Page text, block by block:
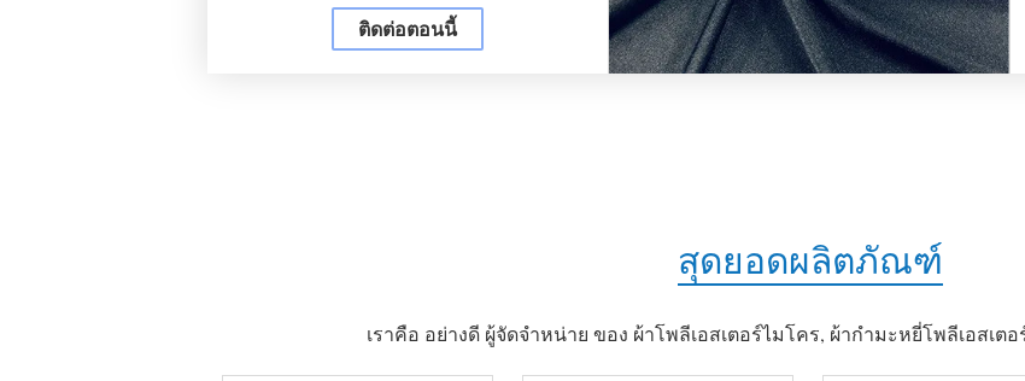
ติดต่อตอนนี้
สุดยอดผลิตภัณฑ์
เราคือ อย่างดี ผู้จัดจำหน่าย ของ ผ้าโพลีเอสเตอร์ไมโคร, ผ้ากำมะหยี่โพลีเอสเต